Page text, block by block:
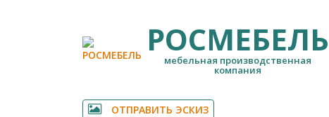
РОСМЕБЕЛЬ
мебельная производственная
компания
ОТПРАВИТЬ ЭСКИЗ